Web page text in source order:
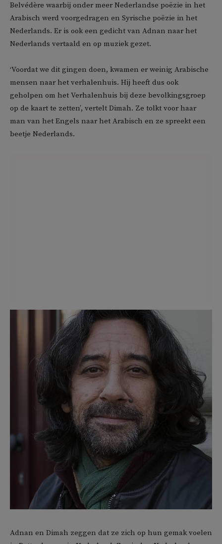
Belvédère waarbij onder meer Nederlandse poëzie in het
Arabisch werd voorgedragen en Syrische poëzie in het
Nederlands. Er is ook een gedicht van Adnan naar het
Nederlands vertaald en op muziek gezet.
‘Voordat we dit gingen doen, kwamen er weinig Arabische
mensen naar het verhalenhuis. Hij heeft dus ook
geholpen om het Verhalenhuis bij deze bevolkingsgroep
op de kaart te zetten’, vertelt Dimah. Ze tolkt voor haar
man van het Engels naar het Arabisch en ze spreekt een
beetje Nederlands.
Adnan en Dimah zeggen dat ze zich op hun gemak voelen